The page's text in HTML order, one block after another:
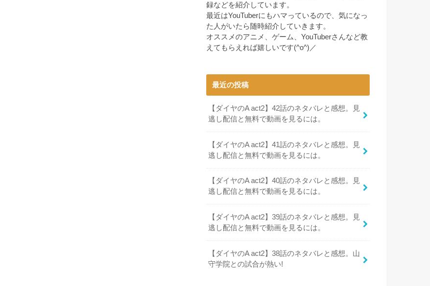
録などを紹介しています。
最近はYouTuberにもハマっているので、気になっ
た人がいたら随時紹介していきます。
オススメのアニメ、ゲーム、YouTuberさんなど教
えてもらえれば嬉しいです(^o^)／
最近の投稿
【ダイヤのA act2】42話のネタバレと感想。見
逃し配信と無料で動画を見るには。
【ダイヤのA act2】41話のネタバレと感想。見
逃し配信と無料で動画を見るには。
【ダイヤのA act2】40話のネタバレと感想。見
逃し配信と無料で動画を見るには。
【ダイヤのA act2】39話のネタバレと感想。見
逃し配信と無料で動画を見るには。
【ダイヤのA act2】38話のネタバレと感想。山
守学院との試合が熱い!